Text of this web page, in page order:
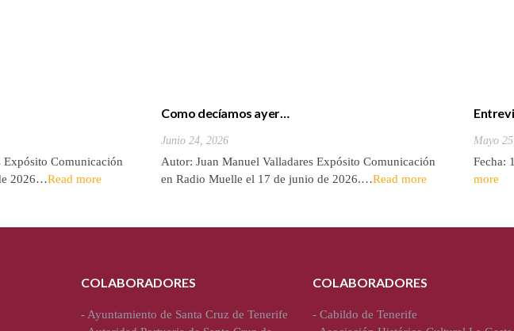
Expósito Comunicación
2026…Read more
Como decíamos ayer…
Junio 24, 2026
Autor: Juan Manuel Valladares Expósito Comunicación
en Radio Muelle el 17 de junio de 2026.…Read more
Mayo
Fecha:
more
COLABORADORES
- Ayuntamiento de Santa Cruz de Tenerife
COLABORADORES
- Cabildo de Tenerife